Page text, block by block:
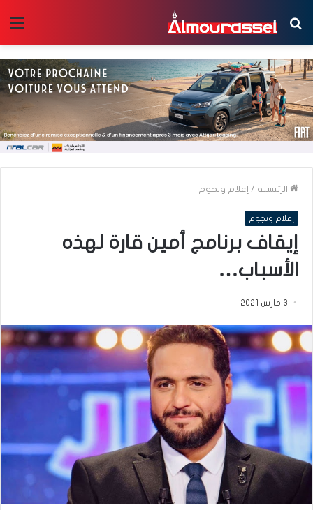
بحث
عن
الرئيسية / إعلام ونجوم
إعلام ونجوم
إيقاف برنامج أمين قارة لهذه
الأسباب…
3 مارس 2021